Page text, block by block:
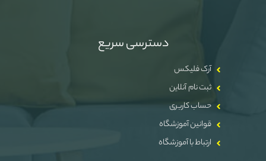
دسترسی سریع
آرک فلیکس
ثبت نام آنلاین
حساب کاربری
قوانین آموزشگاه
ارتباط با آموزشگاه